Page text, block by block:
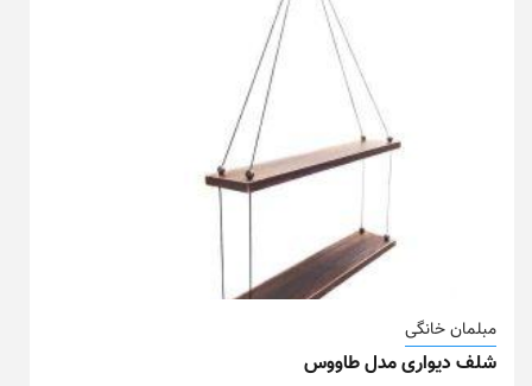
مبلمان خانگی
شلف دیواری مدل طاووس